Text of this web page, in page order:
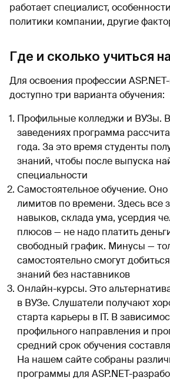
работает специалист,
политики компании, другие
Где и сколько учиться
Для освоения профессии
доступно три варианта обучения:
Профильные колледжи и ВУЗы.
заведениях программа
года. За это время студенты
знаний, чтобы после выпуска
специальности
Самостоятельное обучение.
лимитов по времени. Здесь все
навыков, склада ума, усердия
плюсов — не надо платить
свободный график. Минусы —
самостоятельно смогут
знаний без наставников
Онлайн-курсы. Это
в ВУЗе. Слушатели получают
старта карьеры в IT. В
профильного направления и
средний срок обучения
На нашем сайте собраны
программы для ASP.NET-